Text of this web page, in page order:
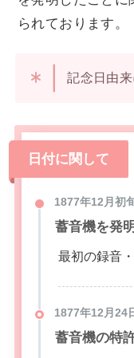
られております。
記念日由
日付に関して
1877年12月初
蓄音機を発明
最初の録音
1877年12月24
蓄音機の特